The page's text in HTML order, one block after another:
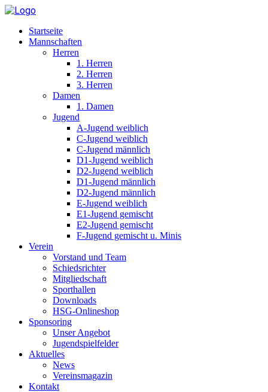
Startseite
Mannschaften
Herren
1. Herren
2. Herren
3. Herren
Damen
1. Damen
Jugend
A-Jugend weiblich
C-Jugend weiblich
C-Jugend männlich
D1-Jugend weiblich
D2-Jugend weiblich
D1-Jugend männlich
D2-Jugend männlich
E-Jugend weiblich
E1-Jugend gemischt
E2-Jugend gemischt
F-Jugend gemischt u. Minis
Verein
Vorstand und Team
Schiedsrichter
Mitgliedschaft
Sporthallen
Downloads
HSG-Onlineshop
Sponsoring
Unser Angebot
Jugendspielfelder
Aktuelles
News
Vereinsmagazin
Kontakt